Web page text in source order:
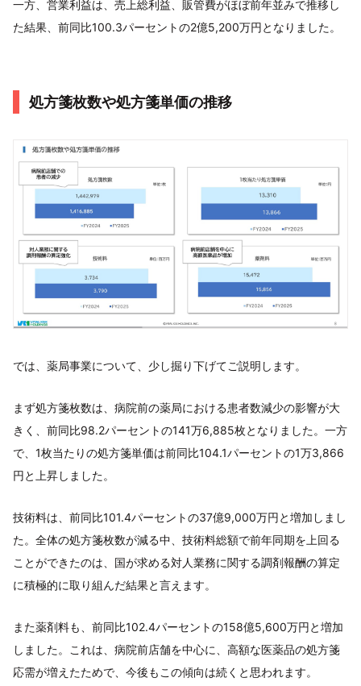
一方、営業利益は、売上総利益、販管費がほぼ前年並みで推移し
た結果、前同比100.3パーセントの2億5,200万円となりました。
処方箋枚数や処方箋単価の推移
では、薬局事業について、少し掘り下げてご説明します。
まず処方箋枚数は、病院前の薬局における患者数減少の影響が大
きく、前同比98.2パーセントの141万6,885枚となりました。一方
で、1枚当たりの処方箋単価は前同比104.1パーセントの1万3,866
円と上昇しました。
技術料は、前同比101.4パーセントの37億9,000万円と増加しまし
た。全体の処方箋枚数が減る中、技術料総額で前年同期を上回る
ことができたのは、国が求める対人業務に関する調剤報酬の算定
に積極的に取り組んだ結果と言えます。
また薬剤料も、前同比102.4パーセントの158億5,600万円と増加
しました。これは、病院前店舗を中心に、高額な医薬品の処方箋
応需が増えたためで、今後もこの傾向は続くと思われます。